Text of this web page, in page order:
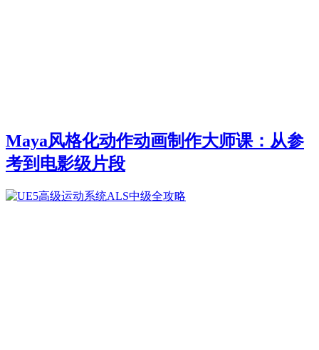
Maya风格化动作动画制作大师课：从参
考到电影级片段